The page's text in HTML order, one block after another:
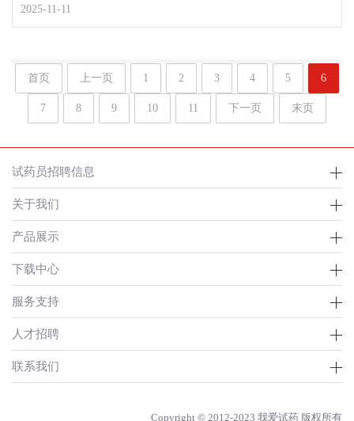
2025-11-11
首页 上一页 1 2 3 4 5 6
7 8 9 10 11 下一页 末页
试药员招聘信息
关于我们
产品展示
下载中心
服务支持
人才招聘
联系我们
Copyright © 2012-2023 我爱试药 版权所有